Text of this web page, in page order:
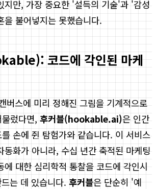
지만, 가장 중요한 '설득의 기술'과 '감성
을 불어넣지는 못했습니다.
코드에 각인된 마케
버스에 미리 정해진 그림을 기계적으로
렀다면, 후커블(hookable.ai)은 인간
손에 쥔 탐험가와 같습니다. 이 서비스
동화가 아니라, 수십 년간 축적된 마케팅
에 대한 심리학적 통찰을 코드에 각인시
는 데 있습니다. 후커블은 단순히 '예